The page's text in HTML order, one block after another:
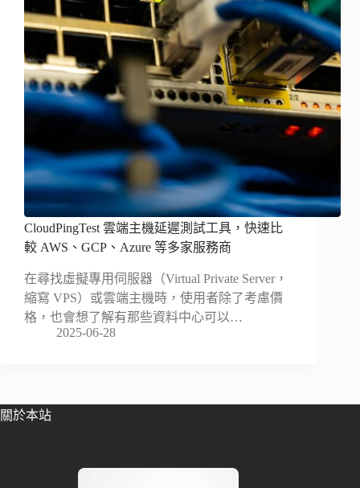
CloudPingTest 雲端主機延遲測試工具，快速比
較 AWS、GCP、Azure 等多家服務商
在尋找虛擬專用伺服器（Virtual Private Server，
縮寫 VPS）或雲端主機時，使用者除了考慮價
格，也會想了解有那些資料中心可以…
2025-06-28
關於本站